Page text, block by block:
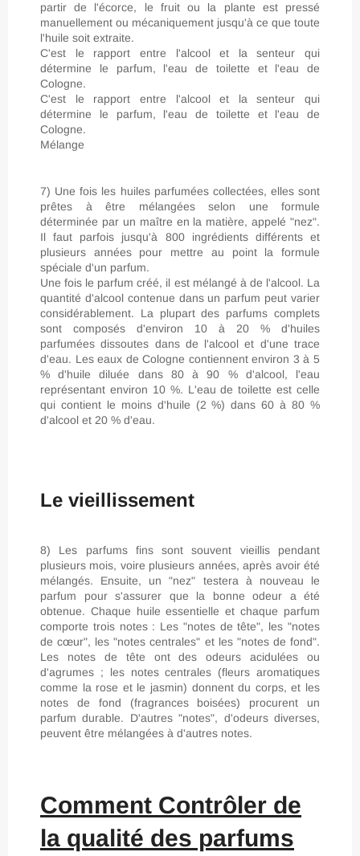
partir de l'écorce, le fruit ou la plante est pressé
manuellement ou mécaniquement jusqu'à ce que toute
l'huile soit extraite.
C'est le rapport entre l'alcool et la senteur qui
détermine le parfum, l'eau de toilette et l'eau de
Cologne.
C'est le rapport entre l'alcool et la senteur qui
détermine le parfum, l'eau de toilette et l'eau de
Cologne.
Mélange
7) Une fois les huiles parfumées collectées, elles sont
prêtes à être mélangées selon une formule
déterminée par un maître en la matière, appelé "nez".
Il faut parfois jusqu'à 800 ingrédients différents et
plusieurs années pour mettre au point la formule
spéciale d'un parfum.
Une fois le parfum créé, il est mélangé à de l'alcool. La
quantité d'alcool contenue dans un parfum peut varier
considérablement. La plupart des parfums complets
sont composés d'environ 10 à 20 % d'huiles
parfumées dissoutes dans de l'alcool et d'une trace
d'eau. Les eaux de Cologne contiennent environ 3 à 5
% d'huile diluée dans 80 à 90 % d'alcool, l'eau
représentant environ 10 %. L'eau de toilette est celle
qui contient le moins d'huile (2 %) dans 60 à 80 %
d'alcool et 20 % d'eau.
Le vieillissement
8) Les parfums fins sont souvent vieillis pendant
plusieurs mois, voire plusieurs années, après avoir été
mélangés. Ensuite, un "nez" testera à nouveau le
parfum pour s'assurer que la bonne odeur a été
obtenue. Chaque huile essentielle et chaque parfum
comporte trois notes : Les "notes de tête", les "notes
de cœur", les "notes centrales" et les "notes de fond".
Les notes de tête ont des odeurs acidulées ou
d'agrumes ; les notes centrales (fleurs aromatiques
comme la rose et le jasmin) donnent du corps, et les
notes de fond (fragrances boisées) procurent un
parfum durable. D'autres "notes", d'odeurs diverses,
peuvent être mélangées à d'autres notes.
Comment Contrôler de
la qualité des parfums